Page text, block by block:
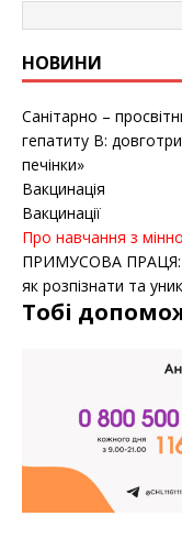
НОВИНИ
Санітарно –
гепатиту B:
печінки»
Вакцинація
Вакцинації
Про навчання з
ПРИМУСОВА ПРАЦЯ:
як розпізнати та
Тобі